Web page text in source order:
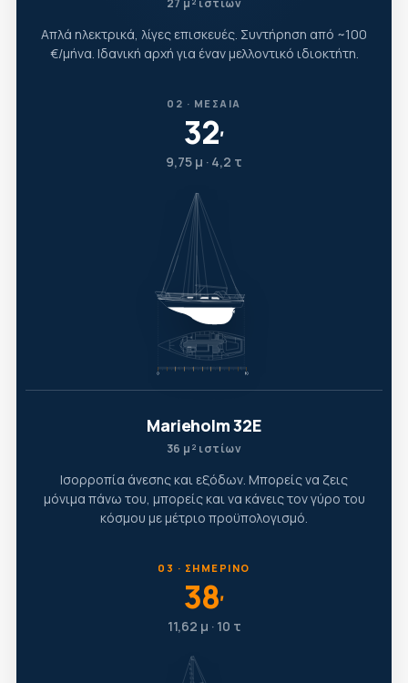
27 μ² ιστίων
Απλά ηλεκτρικά, λίγες επισκευές. Συντήρηση από ~100
€/μήνα. Ιδανική αρχή για έναν μελλοντικό ιδιοκτήτη.
02 · ΜΕΣΑΊΑ
32′
9,75 μ · 4,2 τ
Marieholm 32E
36 μ² ιστίων
Ισορροπία άνεσης και εξόδων. Μπορείς να ζεις
μόνιμα πάνω του, μπορείς και να κάνεις τον γύρο του
κόσμου με μέτριο προϋπολογισμό.
03 · ΣΗΜΕΡΙΝΌ
38′
11,62 μ · 10 τ